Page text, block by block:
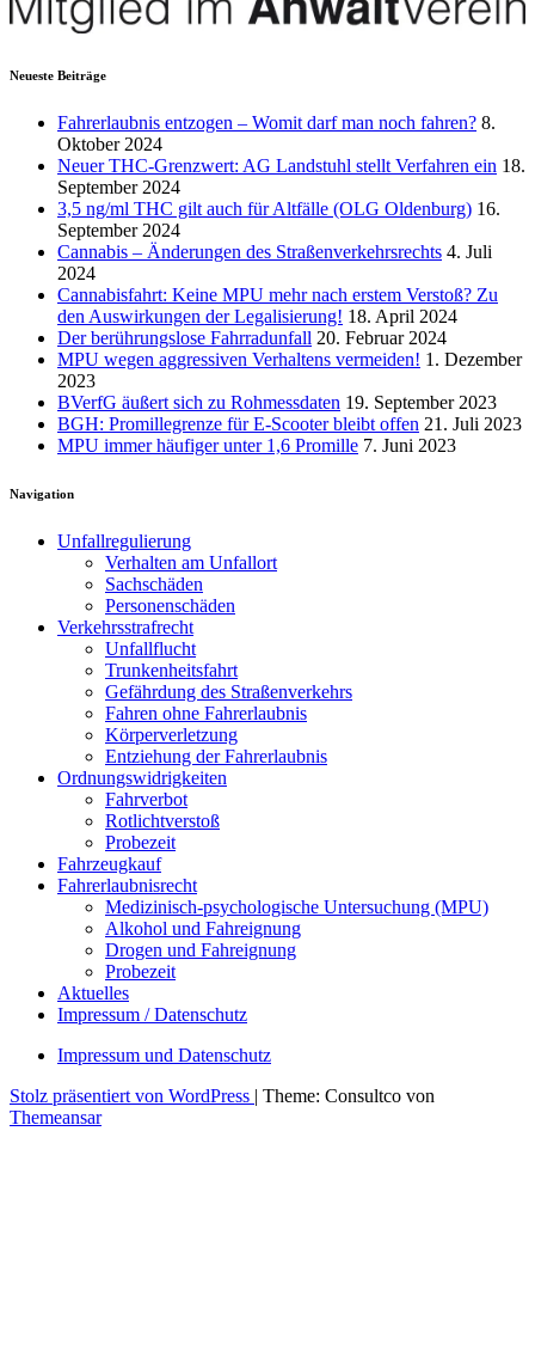
Neueste Beiträge
Fahrerlaubnis entzogen – Womit darf man noch fahren? 8.
Oktober 2024
Neuer THC-Grenzwert: AG Landstuhl stellt Verfahren ein 18.
September 2024
3,5 ng/ml THC gilt auch für Altfälle (OLG Oldenburg) 16.
September 2024
Cannabis – Änderungen des Straßenverkehrsrechts 4. Juli
2024
Cannabisfahrt: Keine MPU mehr nach erstem Verstoß? Zu
den Auswirkungen der Legalisierung! 18. April 2024
Der berührungslose Fahrradunfall 20. Februar 2024
MPU wegen aggressiven Verhaltens vermeiden! 1. Dezember
2023
BVerfG äußert sich zu Rohmessdaten 19. September 2023
BGH: Promillegrenze für E-Scooter bleibt offen 21. Juli 2023
MPU immer häufiger unter 1,6 Promille 7. Juni 2023
Navigation
Unfallregulierung
Verhalten am Unfallort
Sachschäden
Personenschäden
Verkehrsstrafrecht
Unfallflucht
Trunkenheitsfahrt
Gefährdung des Straßenverkehrs
Fahren ohne Fahrerlaubnis
Körperverletzung
Entziehung der Fahrerlaubnis
Ordnungswidrigkeiten
Fahrverbot
Rotlichtverstoß
Probezeit
Fahrzeugkauf
Fahrerlaubnisrecht
Medizinisch-psychologische Untersuchung (MPU)
Alkohol und Fahreignung
Drogen und Fahreignung
Probezeit
Aktuelles
Impressum / Datenschutz
Impressum und Datenschutz
Stolz präsentiert von WordPress | Theme: Consultco von
Themeansar